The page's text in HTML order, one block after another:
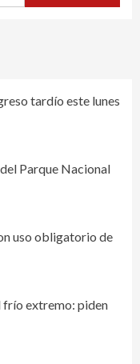
tardío este lunes
Parque Nacional
uso obligatorio de
frío extremo: piden